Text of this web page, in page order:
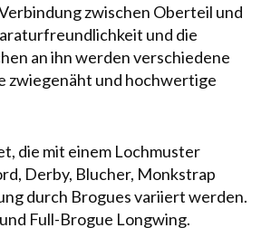
zwischen Oberteil und
und die
an ihn werden ver­schie­dene
zwiegenäht und hochwertige
die mit einem Lochmuster
, Derby, Blucher, Monkstrap
durch Broguesvariiert werden.
und Full-Brogue Longwing.